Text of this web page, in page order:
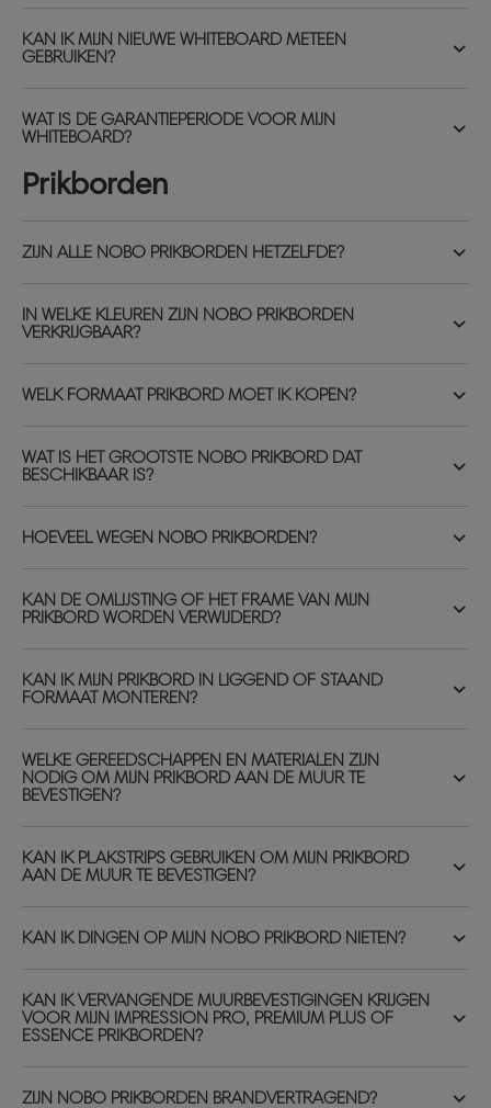
KAN IK MIJN NIEUWE WHITEBOARD METEEN
GEBRUIKEN?
WAT IS DE GARANTIEPERIODE VOOR MIJN
WHITEBOARD?
Prikborden
ZIJN ALLE NOBO PRIKBORDEN HETZELFDE?
IN WELKE KLEUREN ZIJN NOBO PRIKBORDEN
VERKRIJGBAAR?
WELK FORMAAT PRIKBORD MOET IK KOPEN?
WAT IS HET GROOTSTE NOBO PRIKBORD DAT
BESCHIKBAAR IS?
HOEVEEL WEGEN NOBO PRIKBORDEN?
KAN DE OMLIJSTING OF HET FRAME VAN MIJN
PRIKBORD WORDEN VERWIJDERD?
KAN IK MIJN PRIKBORD IN LIGGEND OF STAAND
FORMAAT MONTEREN?
WELKE GEREEDSCHAPPEN EN MATERIALEN ZIJN
NODIG OM MIJN PRIKBORD AAN DE MUUR TE
BEVESTIGEN?
KAN IK PLAKSTRIPS GEBRUIKEN OM MIJN PRIKBORD
AAN DE MUUR TE BEVESTIGEN?
KAN IK DINGEN OP MIJN NOBO PRIKBORD NIETEN?
KAN IK VERVANGENDE MUURBEVESTIGINGEN KRIJGEN
VOOR MIJN IMPRESSION PRO, PREMIUM PLUS OF
ESSENCE PRIKBORDEN?
ZIJN NOBO PRIKBORDEN BRANDVERTRAGEND?